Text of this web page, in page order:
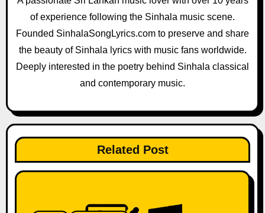
t
i
n
of experience following the Sinhala music scene.
Founded SinhalaSongLyrics.com to preserve and share
the beauty of Sinhala lyrics with music fans worldwide.
Deeply interested in the poetry behind Sinhala classical
and contemporary music.
Related Post